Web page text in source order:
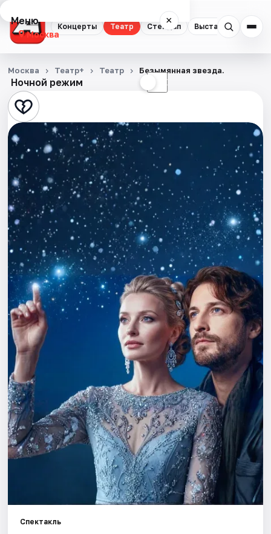
Концерты Театр Стендап Выставки
Меню ×
Москва
Концерты
Театр
Стендап
Выставки
Квесты
Экскурсии
Спорт
События
Города
Площадки
Артисты
Рейтинги
Ночной режим ☾
Москва Театр+ Театр Безымянная звезда.
Спектакль